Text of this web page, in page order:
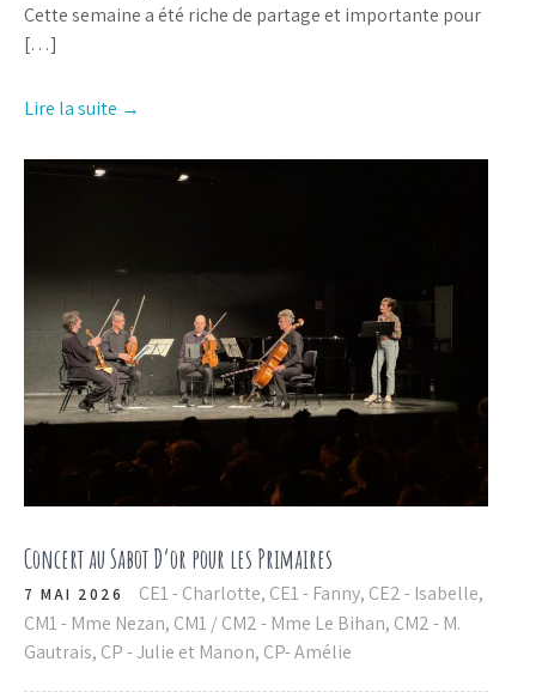
Cette semaine a été riche de partage et importante pour
[…]
Lire la suite →
Concert au Sabot D’or pour les Primaires
7 MAI 2026 CE1 - Charlotte, CE1 - Fanny, CE2 - Isabelle,
CM1 - Mme Nezan, CM1 / CM2 - Mme Le Bihan, CM2 - M.
Gautrais, CP - Julie et Manon, CP- Amélie